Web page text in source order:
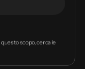
scopo, cerca le